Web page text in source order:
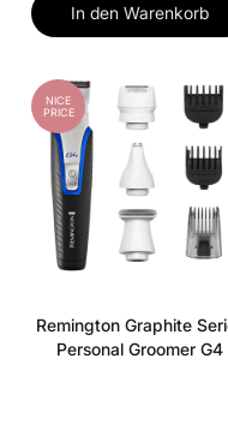
In den Warenkorb
NICE
PRICE
Remington Graphite
Personal Groomer G4